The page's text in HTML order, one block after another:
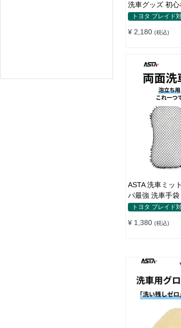
洗車グッズ 初心
ポンジ タオル
拭き・水拭き対
トヨタ ブレイド
¥ 2,180 (税込)
ASTA 洗車ミッ
パ最強 洗車手袋
製 洗車グッズ
トヨタ ブレイド
¥ 1,380 (税込)